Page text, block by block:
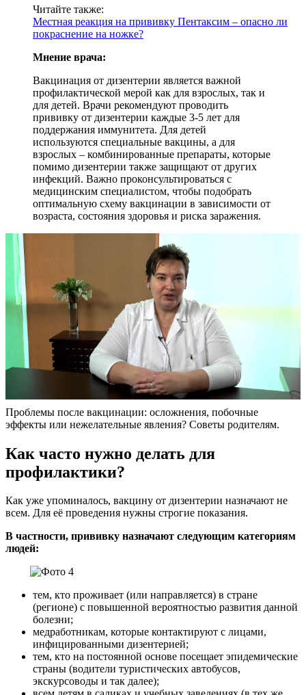
Читайте также:
Местная реакция на прививку Пентаксим – опасно ли
покраснение на ножке?
Мнение врача:
Вакцинация от дизентерии является важной
профилактической мерой как для взрослых, так и
для детей. Врачи рекомендуют проводить
прививку от дизентерии каждые 3-5 лет для
поддержания иммунитета. Для детей
используются специальные вакцины, а для
взрослых – комбинированные препараты, которые
помимо дизентерии также защищают от других
инфекций. Важно проконсультироваться с
медицинским специалистом, чтобы подобрать
оптимальную схему вакцинации в зависимости от
возраста, состояния здоровья и риска заражения.
Проблемы после вакцинации: осложнения, побочные
эффекты или нежелательные явления? Советы родителям.
Как часто нужно делать для
профилактики?
Как уже упоминалось, вакцину от дизентерии назначают не
всем. Для её проведения нужны строгие показания.
В частности, прививку назначают следующим категориям
людей:
тем, кто проживает (или направляется) в стране
(регионе) с повышенной вероятностью развития данной
болезни;
медработникам, которые контактируют с лицами,
инфицированными дизентерией;
тем, кто на постоянной основе посещает эпидемические
страны (водители туристических автобусов,
экскурсоводы и так далее);